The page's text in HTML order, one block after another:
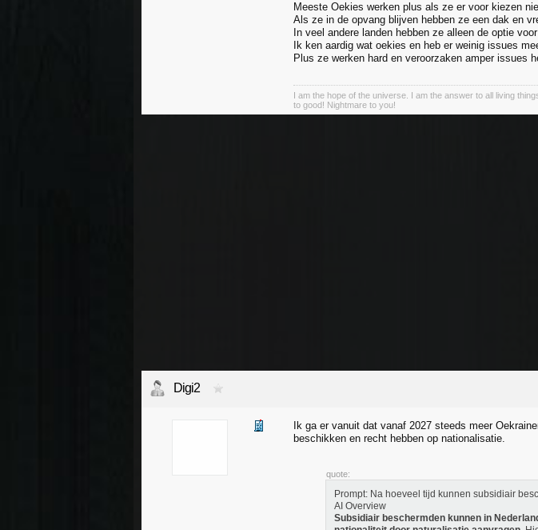
Meeste Oekies werken plus als ze er voor kiezen
Als ze in de opvang blijven hebben ze een dak en
In veel andere landen hebben ze alleen de optie
Ik ken aardig wat oekies en heb er weinig issues
Plus ze werken hard en veroorzaken amper issues
I am the hope of the universe. I am the answer to all living
to good! Nightmare to you!
Digi2
Ik ga er vanuit dat vanaf 2027 steeds meer
beschikken en recht hebben op nationalisatie.
quote:
Prompt: Na hoeveel tijd kunnen subsidiair
AI Overview
Subsidiair beschermden kunnen in